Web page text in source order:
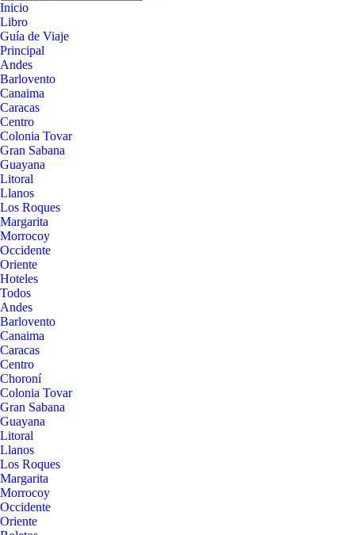
Inicio
Libro
Guía de Viaje
Principal
Andes
Barlovento
Canaima
Caracas
Centro
Colonia Tovar
Gran Sabana
Guayana
Litoral
Llanos
Los Roques
Margarita
Morrocoy
Occidente
Oriente
Hoteles
Todos
Andes
Barlovento
Canaima
Caracas
Centro
Choroní
Colonia Tovar
Gran Sabana
Guayana
Litoral
Llanos
Los Roques
Margarita
Morrocoy
Occidente
Oriente